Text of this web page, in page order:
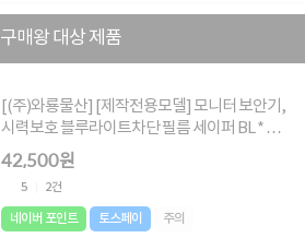
구매왕 대상 제품
[(주)와룡물산] [제작전용모델] 모니터 보안기,
시력보호 블루라이트차단 필름 세이퍼 BL * 주
문시 요청글에 사이즈 메모 必 * [사이즈 :
495X287~ 532X300]
42,500원
5 2건
네이버 포인트 토스페이 주의